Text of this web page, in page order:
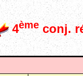
4èmeconj.